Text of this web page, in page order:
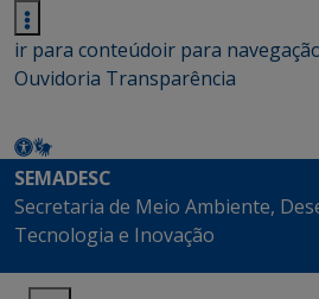
ir para conteúdoir para
Ouvidoria Transparência
SEMADESC
Secretaria de Meio Ambiente,
Tecnologia e Inovação